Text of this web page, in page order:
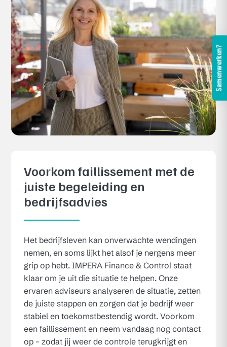
Samenwerken?
Voorkom faillissement met de
juiste begeleiding en
bedrijfsadvies
Het bedrijfsleven kan onverwachte wendingen
nemen, en soms lijkt het alsof je nergens meer
grip op hebt. IMPERA Finance & Control staat
klaar om je uit die situatie te helpen. Onze
ervaren adviseurs analyseren de situatie, zetten
de juiste stappen en zorgen dat je bedrijf weer
stabiel en toekomstbestendig wordt. Voorkom
een faillissement en neem vandaag nog contact
op – zodat jij weer de controle terugkrijgt en